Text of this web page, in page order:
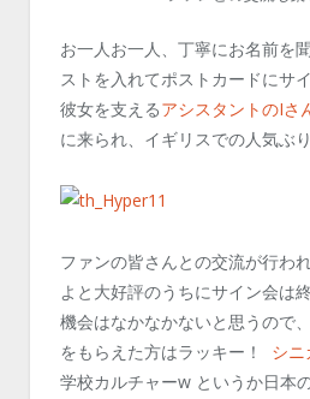
お一人お一人、丁寧にお名前を
ストを入れてポストカードにサ
彼女を支えるアシスタントのIさ
に来られ、イギリスでの人気ぶ
ファンの皆さんとの交流が行わ
よと大好評のうちにサイン会は
機会はなかなかないと思うので
をもらえた方はラッキー！ シニ
学校カルチャーw というか日本